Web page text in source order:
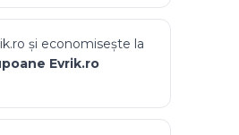
și economisește la
Evrik.ro